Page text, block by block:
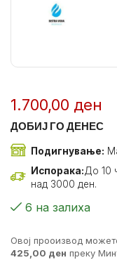
1.700,00 ден
ДОБИЈ ГО ДЕНЕС
Подигнување:
Испорака:До 10
над 3000 ден.
6 на залиха
Овој прооизвод
425,00 ден преку